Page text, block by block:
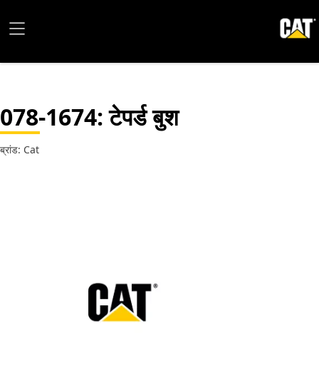
078-1674: टेपर्ड बुश
ब्रांड: Cat